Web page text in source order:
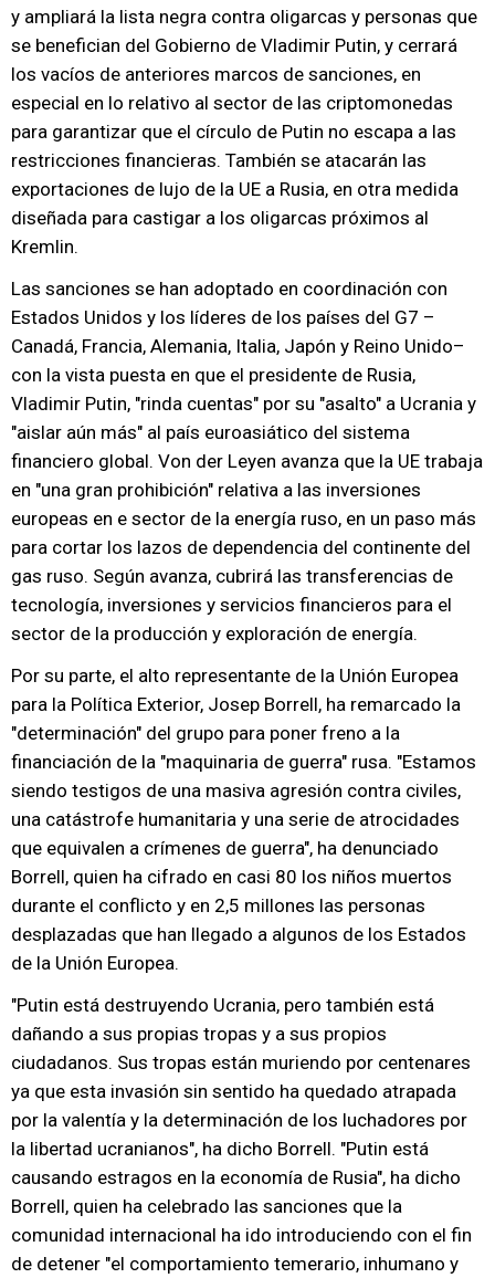
y ampliará la lista negra contra oligarcas y personas que
se benefician del Gobierno de Vladimir Putin, y cerrará
los vacíos de anteriores marcos de sanciones, en
especial en lo relativo al sector de las criptomonedas
para garantizar que el círculo de Putin no escapa a las
restricciones financieras. También se atacarán las
exportaciones de lujo de la UE a Rusia, en otra medida
diseñada para castigar a los oligarcas próximos al
Kremlin.
Las sanciones se han adoptado en coordinación con
Estados Unidos y los líderes de los países del G7 –
Canadá, Francia, Alemania, Italia, Japón y Reino Unido–
con la vista puesta en que el presidente de Rusia,
Vladimir Putin, "rinda cuentas" por su "asalto" a Ucrania y
"aislar aún más" al país euroasiático del sistema
financiero global. Von der Leyen avanza que la UE trabaja
en "una gran prohibición" relativa a las inversiones
europeas en e sector de la energía ruso, en un paso más
para cortar los lazos de dependencia del continente del
gas ruso. Según avanza, cubrirá las transferencias de
tecnología, inversiones y servicios financieros para el
sector de la producción y exploración de energía.
Por su parte, el alto representante de la Unión Europea
para la Política Exterior, Josep Borrell, ha remarcado la
"determinación" del grupo para poner freno a la
financiación de la "maquinaria de guerra" rusa. "Estamos
siendo testigos de una masiva agresión contra civiles,
una catástrofe humanitaria y una serie de atrocidades
que equivalen a crímenes de guerra", ha denunciado
Borrell, quien ha cifrado en casi 80 los niños muertos
durante el conflicto y en 2,5 millones las personas
desplazadas que han llegado a algunos de los Estados
de la Unión Europea.
"Putin está destruyendo Ucrania, pero también está
dañando a sus propias tropas y a sus propios
ciudadanos. Sus tropas están muriendo por centenares
ya que esta invasión sin sentido ha quedado atrapada
por la valentía y la determinación de los luchadores por
la libertad ucranianos", ha dicho Borrell. "Putin está
causando estragos en la economía de Rusia", ha dicho
Borrell, quien ha celebrado las sanciones que la
comunidad internacional ha ido introduciendo con el fin
de detener "el comportamiento temerario, inhumano y